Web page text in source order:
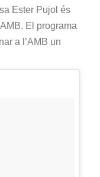
Ester Pujol és
El programa
a l’AMB un